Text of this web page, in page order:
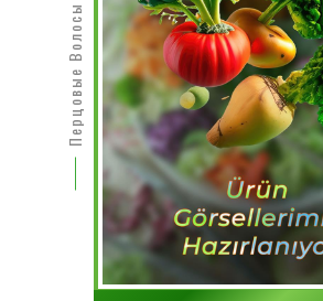
Перцовые Волосы